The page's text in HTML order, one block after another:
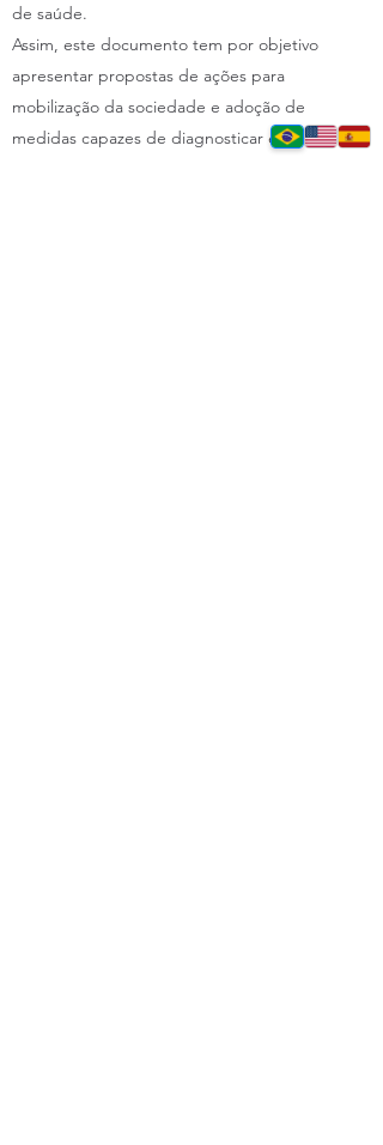
de saúde.
Assim, este documento tem por objetivo
apresentar propostas de ações para
mobilização da sociedade e adoção de
medidas capazes de diagnosticar e corrigir